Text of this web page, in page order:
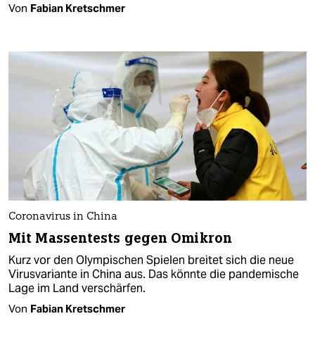
Von Fabian Kretschmer
Coronavirus in China
Mit Massentests gegen Omikron
Kurz vor den Olympischen Spielen breitet sich die neue
Virusvariante in China aus. Das könnte die pandemische
Lage im Land verschärfen.
Von Fabian Kretschmer